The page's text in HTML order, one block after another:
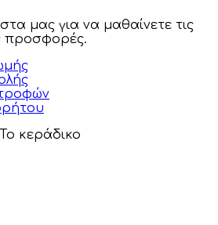
μας για να μαθαίνετε τις
προσφορές.
κεράδικο